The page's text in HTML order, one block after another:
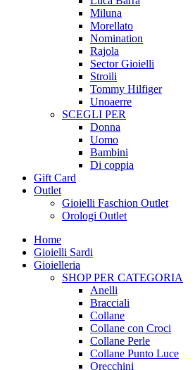
Miluna
Morellato
Nomination
Rajola
Sector Gioielli
Stroili
Tommy Hilfiger
Unoaerre
SCEGLI PER
Donna
Uomo
Bambini
Di coppia
Gift Card
Outlet
Gioielli Faschion Outlet
Orologi Outlet
Home
Gioielli Sardi
Gioielleria
SHOP PER CATEGORIA
Anelli
Bracciali
Collane
Collane con Croci
Collane Perle
Collane Punto Luce
Orecchini